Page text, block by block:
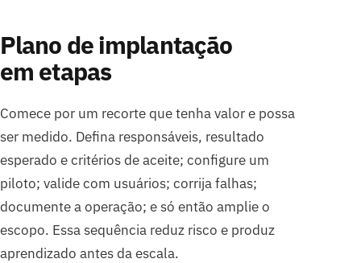
Plano de implantação
em etapas
Comece por um recorte que tenha valor e possa
ser medido. Defina responsáveis, resultado
esperado e critérios de aceite; configure um
piloto; valide com usuários; corrija falhas;
documente a operação; e só então amplie o
escopo. Essa sequência reduz risco e produz
aprendizado antes da escala.